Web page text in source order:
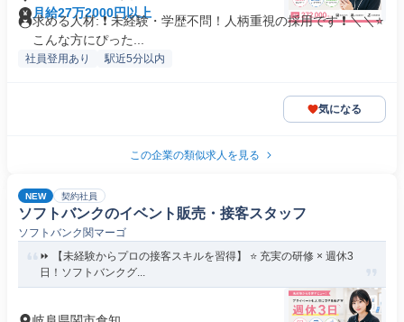
月給27万2000円以上
求める人材: ❗ 未経験・学歴不問！人柄重視の採用です ❗ ＼＼⭐
こんな方にぴった...
社員登用あり 駅近5分以内
気になる
この企業の類似求人を見る
NEW 契約社員
ソフトバンクのイベント販売・接客スタッフ
ソフトバンク関マーゴ
⏩️ 【未経験からプロの接客スキルを習得】 ⭐️ 充実の研修 × 週休3
日！ソフトバンクグ...